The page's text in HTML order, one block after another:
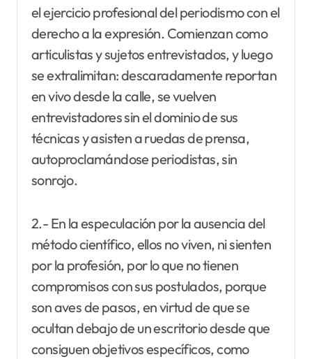
el ejercicio profesional del periodismo con el
derecho a la expresión. Comienzan como
articulistas y sujetos entrevistados, y luego
se extralimitan: descaradamente reportan
en vivo desde la calle, se vuelven
entrevistadores sin el dominio de sus
técnicas y asisten a ruedas de prensa,
autoproclamándose periodistas, sin
sonrojo.
2.- En la especulación por la ausencia del
método científico, ellos no viven, ni sienten
por la profesión, por lo que no tienen
compromisos con sus postulados, porque
son aves de pasos, en virtud de que se
ocultan debajo de un escritorio desde que
consiguen objetivos específicos, como